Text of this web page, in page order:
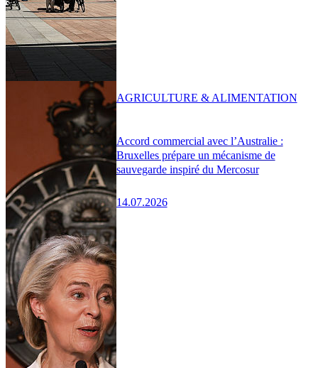
Accord commercial avec l’Australie :
Bruxelles prépare un mécanisme de
sauvegarde inspiré du Mercosur
14.07.2026
AGRICULTURE & ALIMENTATION